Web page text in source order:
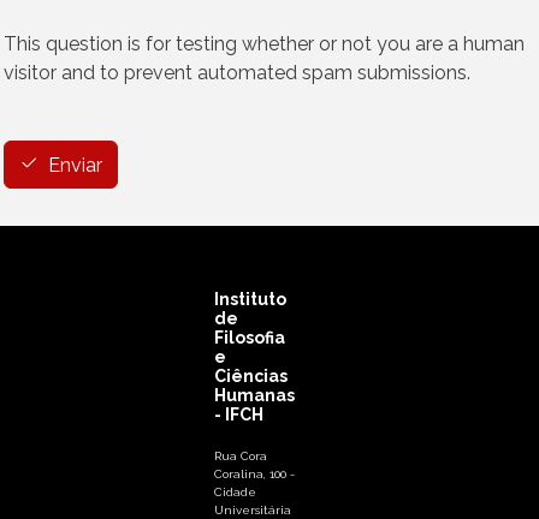
This question is for testing whether or not you are a human
visitor and to prevent automated spam submissions.
Enviar
Instituto
de
Filosofia
e
Ciências
Humanas
- IFCH
Rua Cora
Coralina, 100 -
Cidade
Universitária